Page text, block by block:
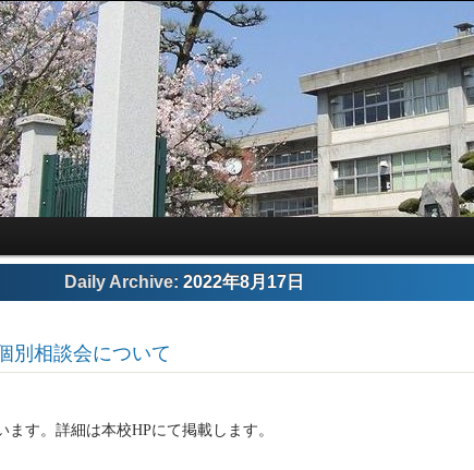
Daily Archive: 2022年8月17日
別相談会について
ます。詳細は本校HPにて掲載します。